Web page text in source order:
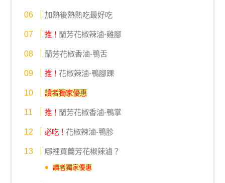
加熱後熱熱吃最好吃
推！ 蘭芳花椒辣滷-雞腳
蘭芳花椒香滷-鴨舌
推！花椒辣滷-鴨腳踝
讀者獨家優惠
推！ 蘭芳花椒香滷-鴨掌
必吃！花椒辣滷-鴨胗
哪裡買蘭芳花椒辣滷？
讀者獨家優惠